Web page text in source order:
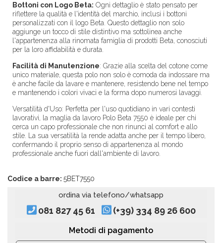
Bottoni con Logo Beta: Ogni dettaglio è stato pensato per
riflettere la qualità e l'identità del marchio, inclusi i bottoni
personalizzati con il logo Beta. Questo dettaglio non solo
aggiunge un tocco di stile distintivo ma sottolinea anche
l'appartenenza alla rinomata famiglia di prodotti Beta, conosciuti
per la loro affidabilità e durata.
Facilità di Manutenzione: Grazie alla scelta del cotone come
unico materiale, questa polo non solo è comoda da indossare ma
è anche facile da lavare e mantenere, resistendo bene nel tempo
e mantenendo i colori vivaci e la forma dopo numerosi lavaggi.
Versatilità d'Uso: Perfetta per l'uso quotidiano in vari contesti
lavorativi, la maglia da lavoro Polo Beta 7550 è ideale per chi
cerca un capo professionale che non rinunci al comfort e allo
stile. La sua versatilità la rende adatta anche per il tempo libero,
confermando il proprio senso di appartenenza al mondo
professionale anche fuori dall'ambiente di lavoro.
Codice a barre: 5BET7550
ordina via telefono/whatsapp
081 827 45 61 (+39) 334 89 26 600
Metodi di pagamento